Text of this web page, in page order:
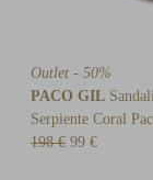
Outlet - 50%
PACO GIL
Serpiente Coral
198 € 99 €